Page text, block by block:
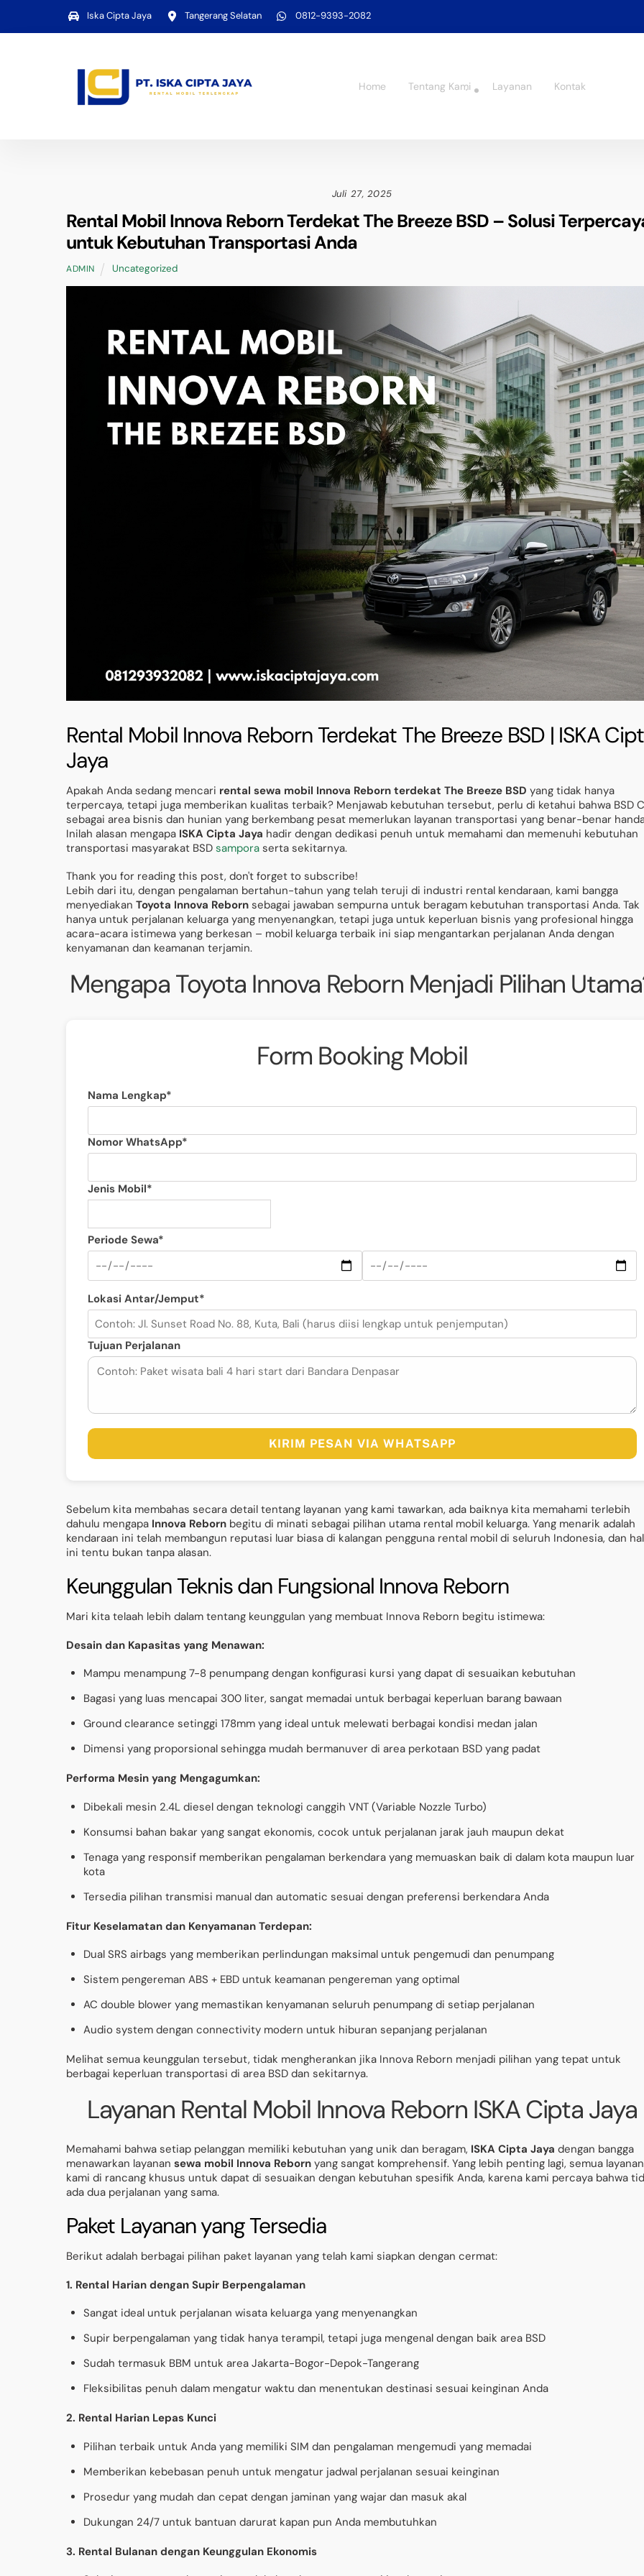
content
Iska Cipta Jaya Tangerang Selatan 0812-9393-2082
Home Tentang Kami Layanan Kontak
Juli 27, 2025
Rental Mobil Innova Reborn Terdekat The Breeze BSD – Solusi
untuk Kebutuhan Transportasi Anda
ADMIN Uncategorized
Rental Mobil Innova Reborn Terdekat The Breeze BSD | ISKA
Jaya
Apakah Anda sedang mencari rental sewa mobil Innova Reborn terdekat The Breeze BSD yang tidak hanya
terpercaya, tetapi juga memberikan kualitas terbaik? Menjawab kebutuhan tersebut, perlu di ketahui bahwa BSD
sebagai area bisnis dan hunian yang berkembang pesat memerlukan layanan transportasi yang benar-benar
Inilah alasan mengapa ISKA Cipta Jaya hadir dengan dedikasi penuh untuk memahami dan memenuhi kebutuhan
transportasi masyarakat BSD sampora serta sekitarnya.
Thank you for reading this post, don't forget to subscribe!
Lebih dari itu, dengan pengalaman bertahun-tahun yang telah teruji di industri rental kendaraan, kami bangga
menyediakan Toyota Innova Reborn sebagai jawaban sempurna untuk beragam kebutuhan transportasi Anda. Tak
hanya untuk perjalanan keluarga yang menyenangkan, tetapi juga untuk keperluan bisnis yang profesional hingga
acara-acara istimewa yang berkesan – mobil keluarga terbaik ini siap mengantarkan perjalanan Anda dengan
kenyamanan dan keamanan terjamin.
Mengapa Toyota Innova Reborn Menjadi Pilihan
Form Booking Mobil
Nama Lengkap*
Nomor WhatsApp*
Jenis Mobil*
Periode Sewa*
Lokasi Antar/Jemput*
Tujuan Perjalanan
KIRIM PESAN VIA WHATSAPP
Sebelum kita membahas secara detail tentang layanan yang kami tawarkan, ada baiknya kita memahami terlebih
dahulu mengapa Innova Reborn begitu di minati sebagai pilihan utama rental mobil keluarga. Yang menarik adalah
kendaraan ini telah membangun reputasi luar biasa di kalangan pengguna rental mobil di seluruh Indonesia, dan hal
ini tentu bukan tanpa alasan.
Keunggulan Teknis dan Fungsional Innova Reborn
Mari kita telaah lebih dalam tentang keunggulan yang membuat Innova Reborn begitu istimewa:
Desain dan Kapasitas yang Menawan:
Mampu menampung 7-8 penumpang dengan konfigurasi kursi yang dapat di sesuaikan kebutuhan
Bagasi yang luas mencapai 300 liter, sangat memadai untuk berbagai keperluan barang bawaan
Ground clearance setinggi 178mm yang ideal untuk melewati berbagai kondisi medan jalan
Dimensi yang proporsional sehingga mudah bermanuver di area perkotaan BSD yang padat
Performa Mesin yang Mengagumkan:
Dibekali mesin 2.4L diesel dengan teknologi canggih VNT (Variable Nozzle Turbo)
Konsumsi bahan bakar yang sangat ekonomis, cocok untuk perjalanan jarak jauh maupun dekat
Tenaga yang responsif memberikan pengalaman berkendara yang memuaskan baik di dalam kota maupun luar
kota
Tersedia pilihan transmisi manual dan automatic sesuai dengan preferensi berkendara Anda
Fitur Keselamatan dan Kenyamanan Terdepan:
Dual SRS airbags yang memberikan perlindungan maksimal untuk pengemudi dan penumpang
Sistem pengereman ABS + EBD untuk keamanan pengereman yang optimal
AC double blower yang memastikan kenyamanan seluruh penumpang di setiap perjalanan
Audio system dengan connectivity modern untuk hiburan sepanjang perjalanan
Melihat semua keunggulan tersebut, tidak mengherankan jika Innova Reborn menjadi pilihan yang tepat untuk
berbagai keperluan transportasi di area BSD dan sekitarnya.
Layanan Rental Mobil Innova Reborn ISKA Cipta Jaya
Memahami bahwa setiap pelanggan memiliki kebutuhan yang unik dan beragam, ISKA Cipta Jaya dengan bangga
menawarkan layanan sewa mobil Innova Reborn yang sangat komprehensif. Yang lebih penting lagi, semua layanan
kami di rancang khusus untuk dapat di sesuaikan dengan kebutuhan spesifik Anda, karena kami percaya bahwa
ada dua perjalanan yang sama.
Paket Layanan yang Tersedia
Berikut adalah berbagai pilihan paket layanan yang telah kami siapkan dengan cermat:
1. Rental Harian dengan Supir Berpengalaman
Sangat ideal untuk perjalanan wisata keluarga yang menyenangkan
Supir berpengalaman yang tidak hanya terampil, tetapi juga mengenal dengan baik area BSD
Sudah termasuk BBM untuk area Jakarta-Bogor-Depok-Tangerang
Fleksibilitas penuh dalam mengatur waktu dan menentukan destinasi sesuai keinginan Anda
2. Rental Harian Lepas Kunci
Pilihan terbaik untuk Anda yang memiliki SIM dan pengalaman mengemudi yang memadai
Memberikan kebebasan penuh untuk mengatur jadwal perjalanan sesuai keinginan
Prosedur yang mudah dan cepat dengan jaminan yang wajar dan masuk akal
Dukungan 24/7 untuk bantuan darurat kapan pun Anda membutuhkan
3. Rental Bulanan dengan Keunggulan Ekonomis